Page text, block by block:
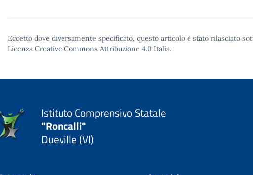
Eccetto dove diversamente specificato, questo articolo è stato rilasciato
Licenza Creative Commons Attribuzione 4.0 Italia.
Istituto Comprensivo Statale
"Roncalli"
Dueville (VI)